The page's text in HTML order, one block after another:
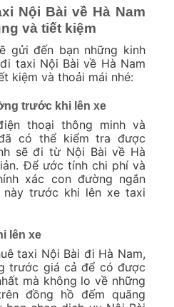
Nội Bài về Hà Nam
và tiết kiệm
gửi đến bạn những kinh
taxi Nội Bài về Hà Nam
kiệm và thoải mái nhé:
trước khi lên xe
thoại thông minh và
có thể kiểm tra được
sẽ đi từ Nội Bài về Hà
Để ước tính chi phí và
xác con đường ngắn
trước khi lên xe taxi
lên xe
taxi Nội Bài đi Hà Nam,
trước giá cả để có được
mà không lo về những
đồng hồ đếm quãng